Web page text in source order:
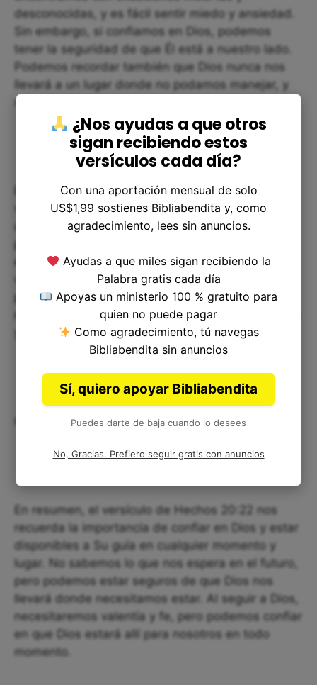
desconocidas, y es fácil sentir miedo y ansiedad.
Sin embargo, si confiamos en Dios, podemos
tener la seguridad de que Él está a nuestro lado.
Podemos recordar también que Dios nunca nos
llevará a un lugar donde no podamos manejar, y
siempre nos guiará en la dirección correcta.
En segundo lugar, podemos reflexionar sobre la
valentía y la fe de Pablo. A menudo, nos
aferramos a nuestras propias vidas, tratando de
planificar y controlar todo lo que nos rodea. Sin
embargo, si realmente queremos seguir a Dios, a
veces tendremos que hacer cosas que nos
parezcan inciertas y peligrosas. En esos
momentos, necesitaremos tener la misma valentía
y fe que mostró Pablo al seguir al Espíritu Santo.
Conclusiones
En resumen, el versículo de Hechos 20:22 nos
recuerda la importancia de confiar en Dios y estar
disponibles a Su guía en cualquier momento y
lugar. No sabemos lo que nos espera en el futuro,
pero podemos estar seguros de que Dios nos
llevará donde necesitamos estar. Al seguir a Dios,
necesitaremos valentía y fe, pero podemos confiar
en que Dios estará allí para nosotros en todo
momento.
¿Nos ayudas a que otros
sigan recibiendo estos
versículos cada día?
Con una aportación mensual de solo
US$1,99 sostienes Bibliabendita y, como
agradecimiento, lees sin anuncios.
Ayudas a que miles sigan recibiendo la
Palabra gratis cada día
Apoyas un ministerio 100 % gratuito para
quien no puede pagar
Como agradecimiento, tú navegas
Bibliabendita sin anuncios
Sí, quiero apoyar Bibliabendita
Puedes darte de baja cuando lo desees
No, Gracias. Prefiero seguir gratis con anuncios